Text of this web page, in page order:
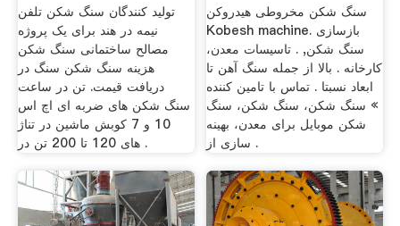
تولید کنندگان سنگ شکن تلفن
نیمه در هند برای یک پروژه
مصالح ساختمانی سنگ شکن
هزینه سنگ شکن سنگ در
دریافت قیمت. تن در ساعت
سنگ شکن های ضربه ای اچ اس
10 و 7 کوبش ماشین در تناژ
های 120 تا 200 تن در .
سنگ شکن مخروطی هیدروکن
Kobesh machine. بازسازی
سنگ شکن, . تاسیسات معدن،
کارخانه . بالا از جمله سنگ آهن تا
ابعاد نسبتا . تماس با تامین کننده
» سنگ شکن، سنگ شکن، سنگ
شکن موبایل برای معدن، بهینه
سازی از .